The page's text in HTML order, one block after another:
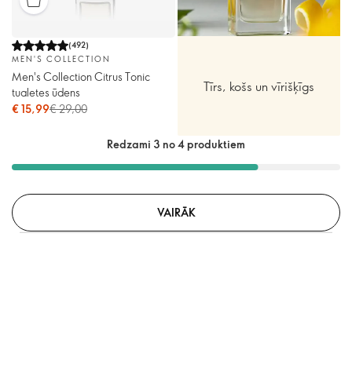
(492)
MEN'S COLLECTION
Men's Collection Citrus Tonic
tualetes ūdens
€ 15,99€ 29,00
Tīrs, košs un vīrišķīgs
Redzami 3 no 4 produktiem
VAIRĀK